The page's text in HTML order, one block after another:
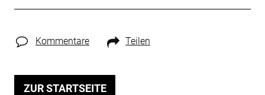
Kommentare Teilen
ZUR STARTSEITE